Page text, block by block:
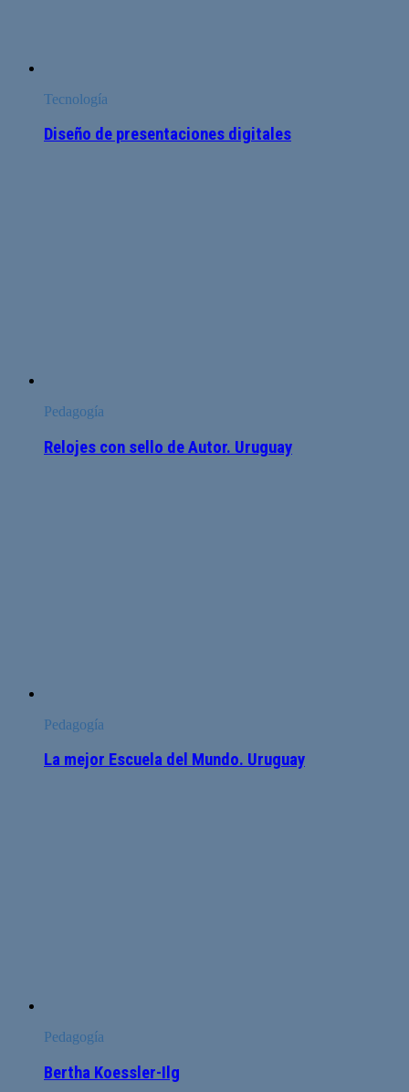
Tecnología
Diseño de presentaciones digitales
Pedagogía
Relojes con sello de Autor. Uruguay
Pedagogía
La mejor Escuela del Mundo. Uruguay
Pedagogía
Bertha Koessler-Ilg